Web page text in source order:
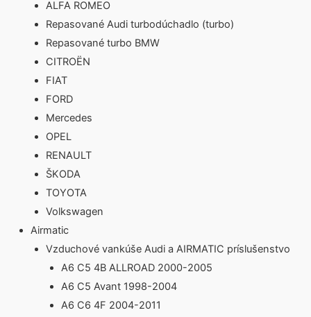
ALFA ROMEO
Repasované Audi turbodúchadlo (turbo)
Repasované turbo BMW
CITROËN
FIAT
FORD
Mercedes
OPEL
RENAULT
ŠKODA
TOYOTA
Volkswagen
Airmatic
Vzduchové vankúše Audi a AIRMATIC príslušenstvo
A6 C5 4B ALLROAD 2000-2005
A6 C5 Avant 1998-2004
A6 C6 4F 2004-2011